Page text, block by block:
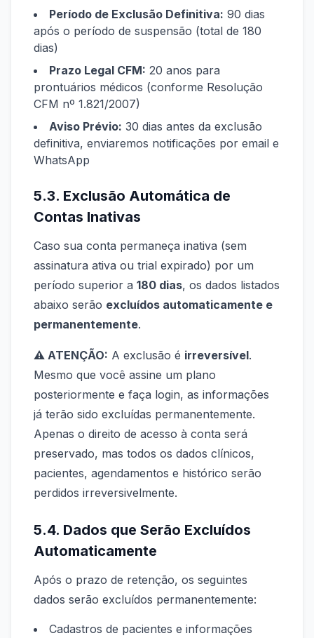
Período de Exclusão Definitiva: 90 dias
após o período de suspensão (total de 180
dias)
Prazo Legal CFM: 20 anos para
prontuários médicos (conforme Resolução
CFM nº 1.821/2007)
Aviso Prévio: 30 dias antes da exclusão
definitiva, enviaremos notificações por email e
WhatsApp
5.3. Exclusão Automática de
Contas Inativas
Caso sua conta permaneça inativa (sem
assinatura ativa ou trial expirado) por um
período superior a 180 dias, os dados listados
abaixo serão excluídos automaticamente e
permanentemente.
⚠️ ATENÇÃO: A exclusão é irreversível.
Mesmo que você assine um plano
posteriormente e faça login, as informações
já terão sido excluídas permanentemente.
Apenas o direito de acesso à conta será
preservado, mas todos os dados clínicos,
pacientes, agendamentos e histórico serão
perdidos irreversivelmente.
5.4. Dados que Serão Excluídos
Automaticamente
Após o prazo de retenção, os seguintes
dados serão excluídos permanentemente:
Cadastros de pacientes e informações